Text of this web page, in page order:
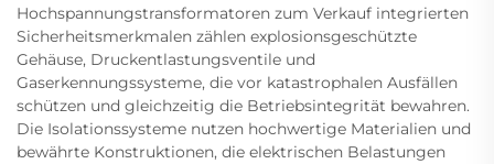
Hochspannungstransformatoren zum Verkauf integrierten
Sicherheitsmerkmalen zählen explosionsgeschützte
Gehäuse, Druckentlastungsventile und
Gaserkennungssysteme, die vor katastrophalen Ausfällen
schützen und gleichzeitig die Betriebsintegrität bewahren.
Die Isolationssysteme nutzen hochwertige Materialien und
bewährte Konstruktionen, die elektrischen Belastungen